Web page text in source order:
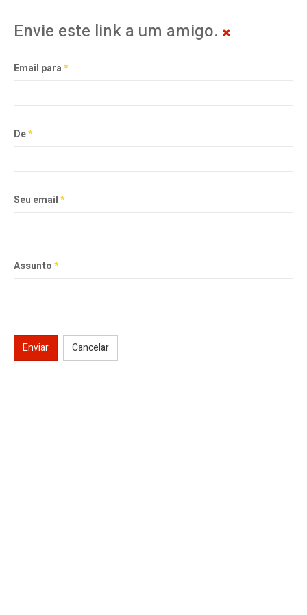
Envie este link a um amigo.
Email para*
De*
Seu email*
Assunto*
Enviar Cancelar